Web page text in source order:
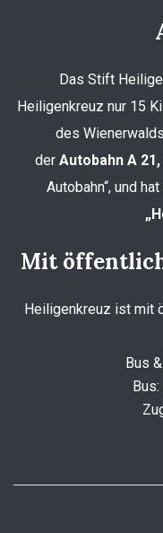
Das Stift
Heiligenkreuz nur 15
des
der Autobahn A 21,
Autobahn“, und
Mit
Heiligenkreuz ist mit
Bus
Bus: